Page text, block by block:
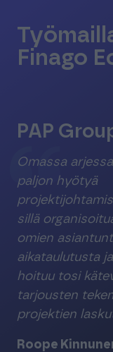
Finago
PAP
Omassa
paljon hyötyä
sillä
omien
aikataulutusta
hoituu tosi
tarjousten
projektien
Roope